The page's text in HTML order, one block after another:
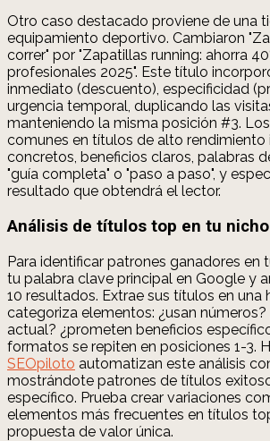
Otro caso destacado proviene de una
equipamiento deportivo. Cambiaron
correr" por "Zapatillas running: ahorra
profesionales 2025". Este título
inmediato (descuento), especificidad
urgencia temporal, duplicando las
manteniendo la misma posición #3.
comunes en títulos de alto rendimiento
concretos, beneficios claros, palabras
"guía completa" o "paso a paso", y
resultado que obtendrá el lector.
Análisis de títulos top en tu nicho
Para identificar patrones ganadores en
tu palabra clave principal en Google y
10 resultados. Extrae sus títulos en una
categoriza elementos: ¿usan números?
actual? ¿prometen beneficios
formatos se repiten en posiciones 1-3.
SEOpiloto automatizan este análisis
mostrándote patrones de títulos
específico. Prueba crear variaciones
elementos más frecuentes en títulos
propuesta de valor única.